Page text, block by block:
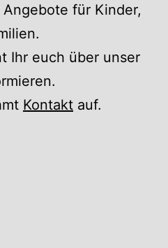
für Kinder,
Ihr euch über unser
Kontakt auf.